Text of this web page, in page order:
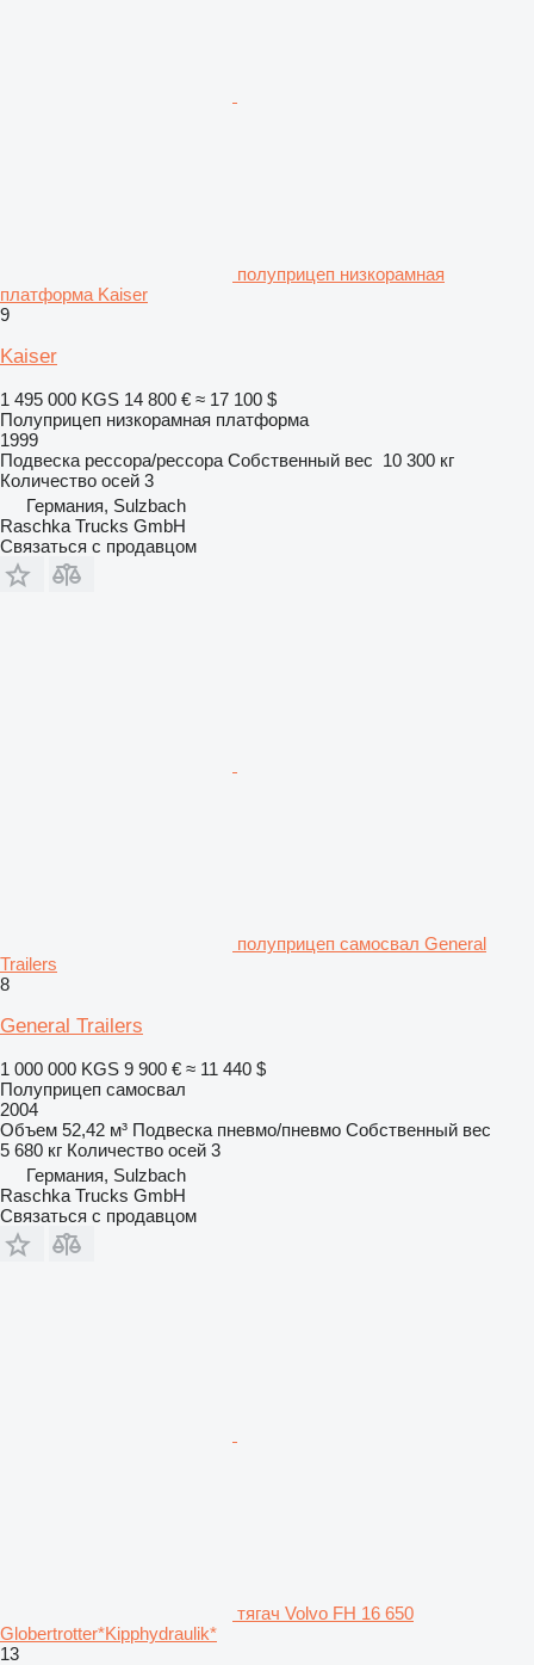
полуприцеп низкорамная
платформа Kaiser
9
Kaiser
1 495 000 KGS 14 800 € ≈ 17 100 $
Полуприцеп низкорамная платформа
1999
Подвеска рессора/рессора Собственный вес 10 300 кг
Количество осей 3
Германия, Sulzbach
Raschka Trucks GmbH
Связаться с продавцом
полуприцеп самосвал General
Trailers
8
General Trailers
1 000 000 KGS 9 900 € ≈ 11 440 $
Полуприцеп самосвал
2004
Объем 52,42 м³ Подвеска пневмо/пневмо Собственный вес
5 680 кг Количество осей 3
Германия, Sulzbach
Raschka Trucks GmbH
Связаться с продавцом
тягач Volvo FH 16 650
Globertrotter*Kipphydraulik*
13